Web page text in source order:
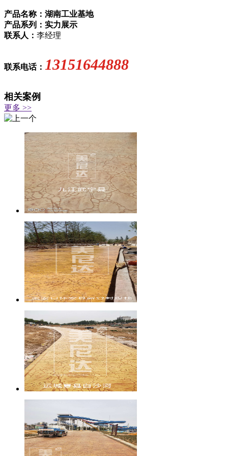
产品名称：湖南工业基地
产品系列：实力展示
联系人： 李经理
联系电话： 13151644888
相关案例
更多 >>